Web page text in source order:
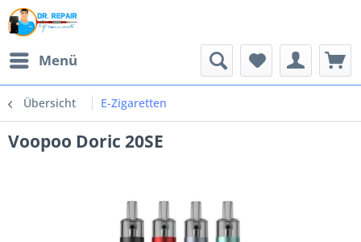
Menü
Übersicht E-Zigaretten
Voopoo Doric 20SE